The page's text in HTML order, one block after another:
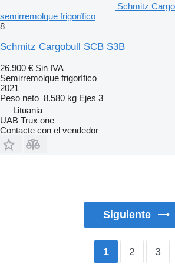
Schmitz
semirremolque frigorífico
8
Schmitz Cargobull SCB S3B
26.900 € Sin IVA
Semirremolque frigorífico
2021
Peso neto 8.580 kg Ejes 3
Lituania
UAB Trux one
Contacte con el vendedor
Siguiente
1 2 3